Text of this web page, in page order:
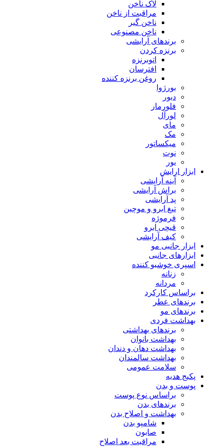
لاک ناخن
مراقبت از ناخن
ناخن گیر
ناخن مصنوعی
برندهای آرایشی
برنزه کردن
اتوبرنزه
افترسان
روغن برنزه کننده
بورژوا
دیور
فلورمار
لورآل
مای
مک
میکساتور
نوت
یور
ابزار ارایش
آینه آرایشی
براش آرایشی
پد آرایشی
تیغ ابرو و موچین
فرموژه
قیچی ابرو
کیف آرایشی
ابزار جانبی مو
ابزارهای جانبی
اسپری خوشبو کننده
زنانه
مردانه
براساس کارکرد
برندهای عطر
برندهای مو
بهداشت فردی
برندهای بهداشتی
بهداشت بانوان
بهداشت دهان و دندان
بهداشت سالمندان
سلامت عمومی
پکیج هدیه
پوست و بدن
براساس نوع پوست
برندهای بدن
بهداشت و اصلاح بدن
شامپو بدن
صابون
مراقبت بعد اصلاح